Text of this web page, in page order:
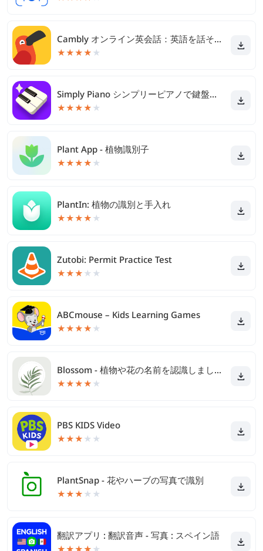
Cambly オンライン英会話：英語を話そう！
★★★★ ★
Simply Piano シンプリーピアノで鍵盤や譜読み練習
★★★★ ★
Plant App - 植物識別子
★★★★ ★
PlantIn: 植物の識別と手入れ
★★★★ ★
Zutobi: Permit Practice Test
★★★ ★ ★
ABCmouse – Kids Learning Games
★★★★ ★
Blossom - 植物や花の名前を認識しましょう
★★★★ ★
PBS KIDS Video
★★★ ★ ★
PlantSnap - 花やハーブの写真で識別
★★★ ★ ★
翻訳アプリ : 翻訳音声 - 写真 : スペイン語
★★★★ ★